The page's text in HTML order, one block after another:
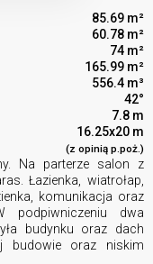
85.69 m²
60.78 m²
74 m²
165.99 m²
556.4 m³
42°
7.8 m
16.25x20 m
(z opinią p.poż.)
Na parterze salon z
Łazienka, wiatrołap,
komunikacja oraz
dwa
budynku oraz dach
budowie oraz niskim